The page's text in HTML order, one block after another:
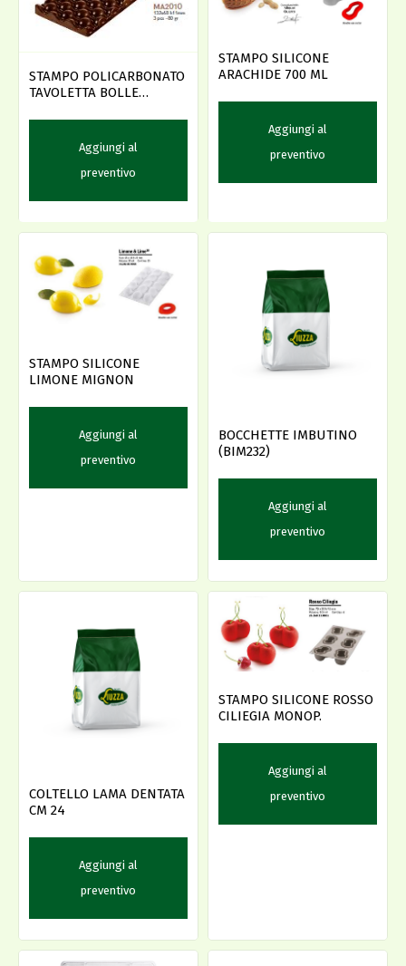
STAMPO POLICARBONATO
TAVOLETTA BOLLE
Aggiungi al
preventivo
STAMPO SILICONE
ARACHIDE 700 ML
Aggiungi al
preventivo
STAMPO SILICONE
LIMONE MIGNON
Aggiungi al
preventivo
BOCCHETTE IMBUTINO
(BIM232)
Aggiungi al
preventivo
COLTELLO LAMA DENTATA
CM 24
Aggiungi al
preventivo
STAMPO SILICONE ROSSO
CILIEGIA MONOP.
Aggiungi al
preventivo